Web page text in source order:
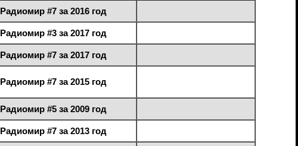
Радиомир #7 за 2016 год
Радиомир #3 за 2017 год
Радиомир #7 за 2017 год
Радиомир #7 за 2015 год
Радиомир #5 за 2009 год
Радиомир #7 за 2013 год